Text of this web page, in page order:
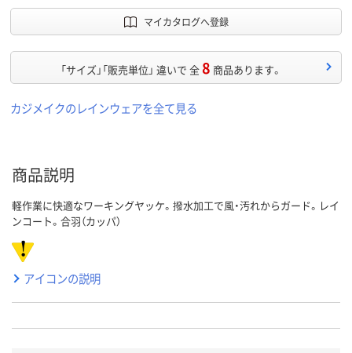
マイカタログへ登録
「サイズ」「販売単位」 違いで 全8 商品あります。
カジメイクのレインウェアを全て見る
商品説明
軽作業に快適なワーキングヤッケ。撥水加工で風・汚れからガード。レイ
ンコート。合羽（カッパ）
アイコンの説明